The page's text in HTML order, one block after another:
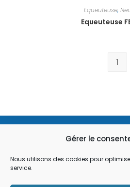
Gérer le
Nous utilisons des cookies pour
service.
Equeuteuse,
Equeuteuse
1
contact@flauw.fr